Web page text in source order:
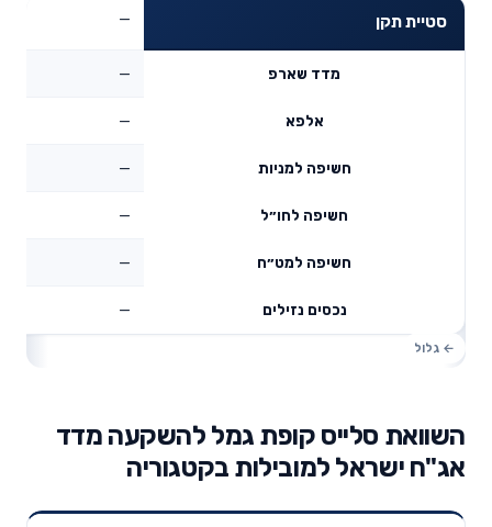
סטיית תקן —
מדד שארפ —
אלפא —
חשיפה למניות —
חשיפה לחו״ל —
חשיפה למט״ח —
נכסים נזילים —
השוואת סלייס קופת גמל להשקעה מדד
אג"ח ישראל למובילות בקטגוריה